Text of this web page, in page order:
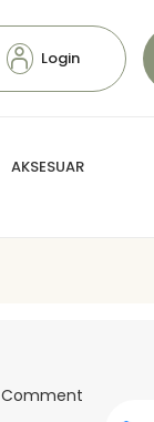
Login
AKSESUAR
Comment